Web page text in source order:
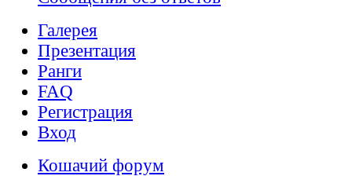
Галерея
Презентация
Ранги
FAQ
Регистрация
Вход
Кошачий форум